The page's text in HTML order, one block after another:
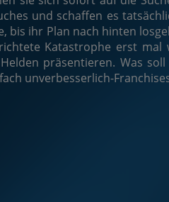
und schaffen es
bis ihr Plan nach hinten
Katastrophe erst mal
präsentieren. Was soll
unverbesserlich-